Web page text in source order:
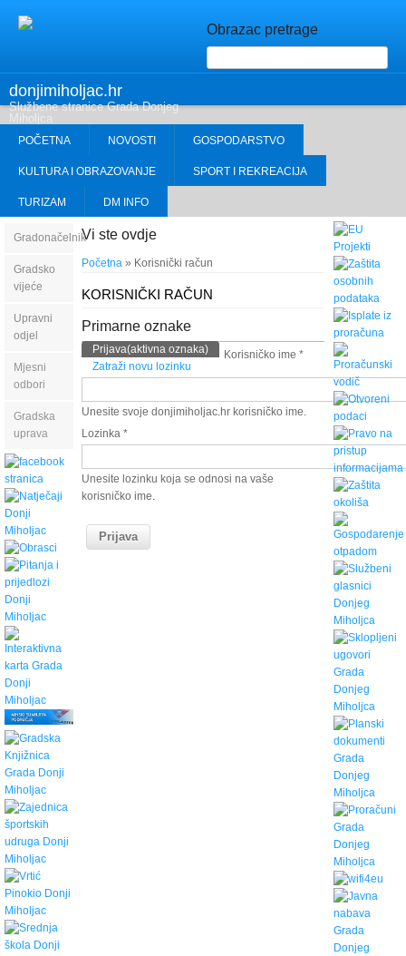
donjimiholjac.hr
Službene stranice Grada Donjeg
Miholjca
Obrazac pretrage
POČETNA NOVOSTI GOSPODARSTVO
KULTURA I OBRAZOVANJE SPORT I REKREACIJA
TURIZAM DM INFO
Vi ste ovdje
Početna» Korisnički račun
KORISNIČKI RAČUN
Primarne oznake
Prijava(aktivna oznaka)
Zatraži novu lozinku
Korisničko ime *
Unesite svoje donjimiholjac.hr korisničko ime.
Lozinka *
Unesite lozinku koja se odnosi na vaše
korisničko ime.
Gradonačelnik
Gradsko
vijeće
Upravni
odjel
Mjesni
odbori
Gradska
uprava